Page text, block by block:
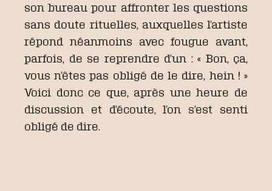
son bureau pour affronter les questions
sans doute rituelles, auxquelles l’artiste
répond néanmoins avec fougue avant,
parfois, de se reprendre d’un : « Bon, ça,
vous n’êtes pas obligé de le dire, hein ! »
Voici donc ce que, après une heure de
discussion et d’écoute, l’on s’est senti
obligé de dire.